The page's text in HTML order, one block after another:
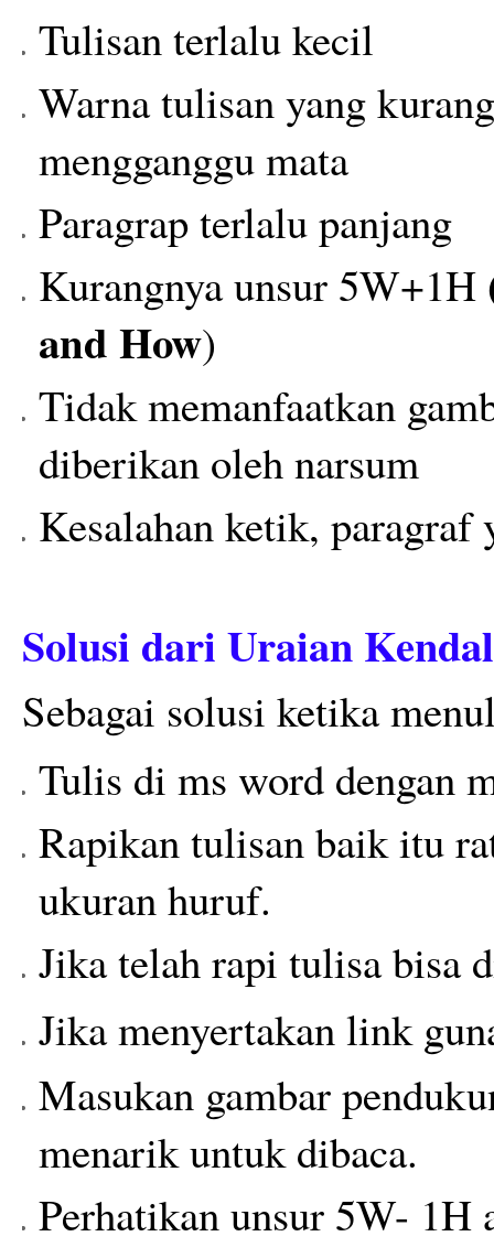
Tulisan terlalu kecil
Warna tulisan yang
mengganggu mata
Paragrap terlalu panjang
Kurangnya unsur 5W+1H
and How)
Tidak memanfaatkan
diberikan oleh narsum
Kesalahan ketik, paragraf
Solusi dari Uraian
Sebagai solusi ketika
Tulis di ms word dengan
Rapikan tulisan baik itu
ukuran huruf.
Jika telah rapi tulisa bisa
Jika menyertakan link
Masukan gambar
menarik untuk dibaca.
Perhatikan unsur 5W- 1H